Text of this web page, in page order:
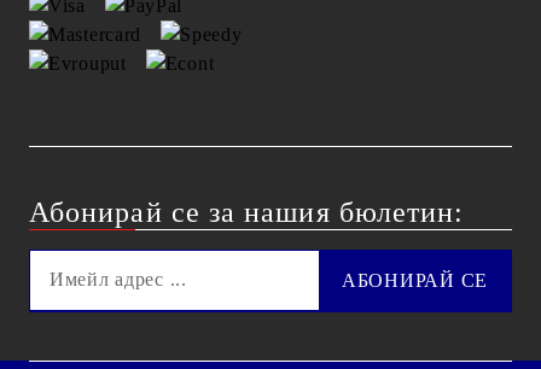
Абонирай се за нашия бюлетин: